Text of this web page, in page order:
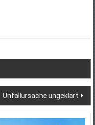
Unfallursache ungeklärt